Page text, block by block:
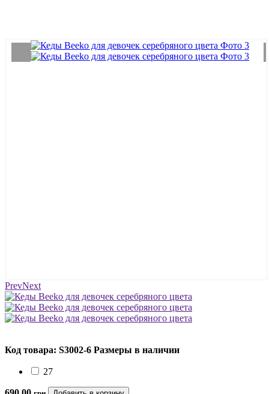
PrevNext
Код товара: S3002-6 Размеры в наличии
27